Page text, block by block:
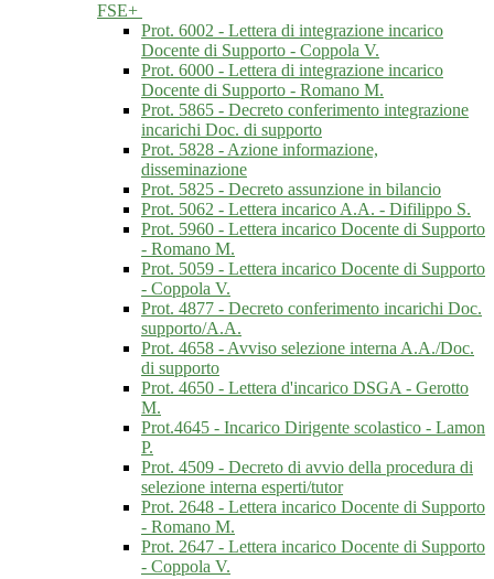
FSE+
Prot. 6002 - Lettera di integrazione incarico
Docente di Supporto - Coppola V.
Prot. 6000 - Lettera di integrazione incarico
Docente di Supporto - Romano M.
Prot. 5865 - Decreto conferimento integrazione
incarichi Doc. di supporto
Prot. 5828 - Azione informazione,
disseminazione
Prot. 5825 - Decreto assunzione in bilancio
Prot. 5062 - Lettera incarico A.A. - Difilippo S.
Prot. 5960 - Lettera incarico Docente di Supporto
- Romano M.
Prot. 5059 - Lettera incarico Docente di Supporto
- Coppola V.
Prot. 4877 - Decreto conferimento incarichi Doc.
supporto/A.A.
Prot. 4658 - Avviso selezione interna A.A./Doc.
di supporto
Prot. 4650 - Lettera d'incarico DSGA - Gerotto
M.
Prot.4645 - Incarico Dirigente scolastico - Lamon
P.
Prot. 4509 - Decreto di avvio della procedura di
selezione interna esperti/tutor
Prot. 2648 - Lettera incarico Docente di Supporto
- Romano M.
Prot. 2647 - Lettera incarico Docente di Supporto
- Coppola V.